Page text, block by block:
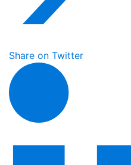
Share on Twitter